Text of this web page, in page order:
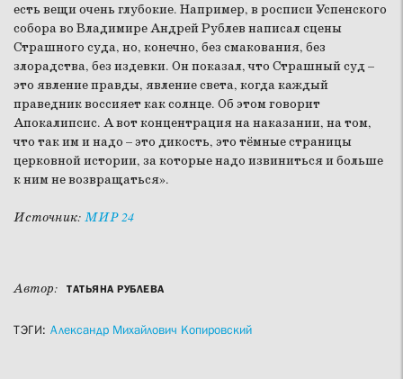
есть вещи очень глубокие. Например, в росписи Успенского
собора во Владимире Андрей Рублев написал сцены
Страшного суда, но, конечно, без смакования, без
злорадства, без издевки. Он показал, что Страшный суд –
это явление правды, явление света, когда каждый
праведник воссияет как солнце. Об этом говорит
Апокалипсис. А вот концентрация на наказании, на том,
что так им и надо – это дикость, это тёмные страницы
церковной истории, за которые надо извиниться и больше
к ним не возвращаться».
Источник: МИР 24
Автор: ТАТЬЯНА РУБЛЕВА
ТЭГИ: Александр Михайлович Копировский